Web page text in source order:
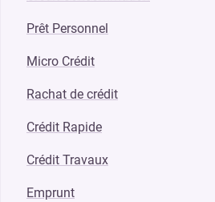
Prêt Personnel
Micro Crédit
Rachat de crédit
Crédit Rapide
Crédit Travaux
Emprunt